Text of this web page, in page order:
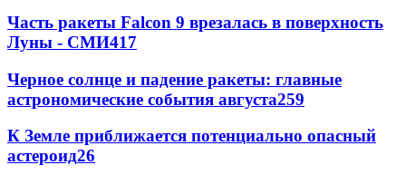
Часть ракеты Falcon 9 врезалась в поверхность
Луны - СМИ417
Черное солнце и падение ракеты: главные
астрономические события августа259
К Земле приближается потенциально опасный
астероид26